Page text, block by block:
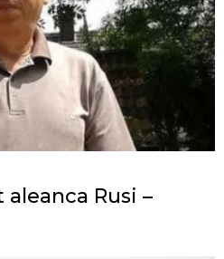
Rusi –